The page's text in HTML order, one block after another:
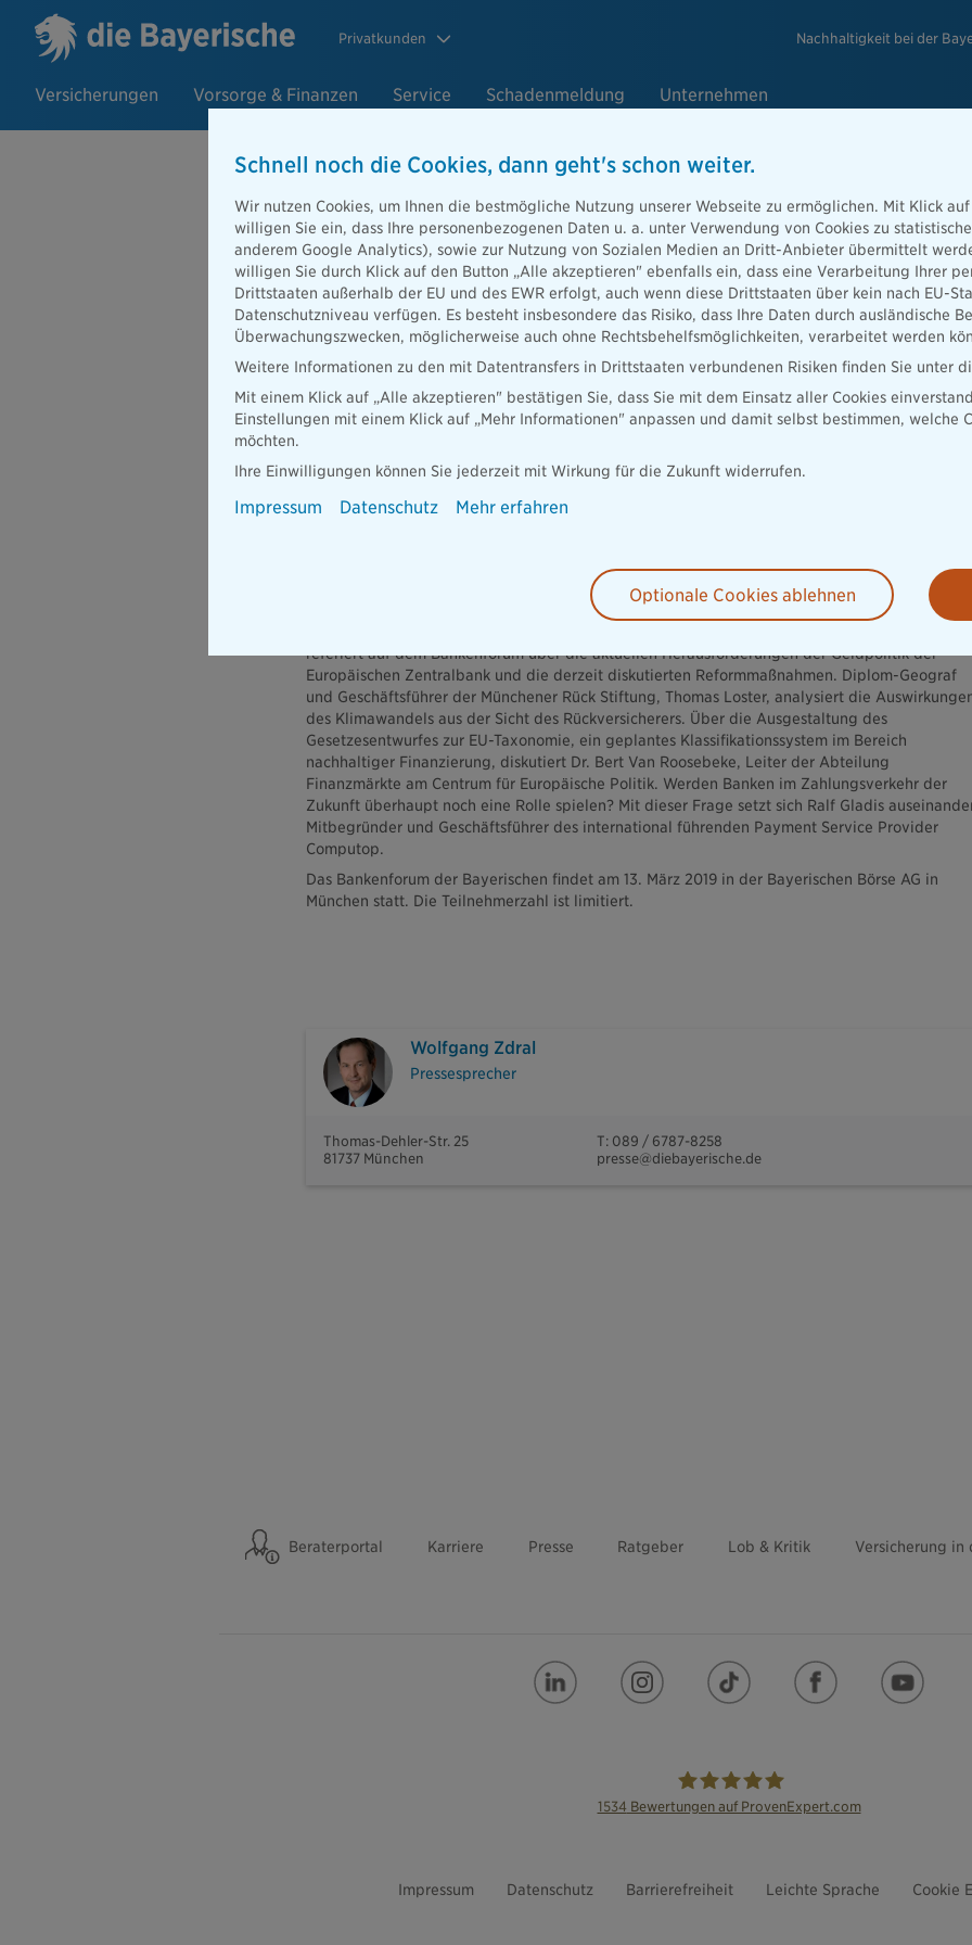
Privatkunden Nachhaltigkeit bei der
Versicherungen Vorsorge & Finanzen Service Schadenmeldung Unternehmen
26.02.2019
Versicherungsgruppe die Bayerische startet
Veranstaltungsreihe für Finanzbranche
Die Versicherungsgruppe die Bayerische veranstaltet erstmals das „Bankenforum der
Bayerischen“ und ruft damit eine neue Veranstaltungsreihe ins Leben. Experten diskutieren
„Digitalisierung, Klimawandel, Geldpolitik, EU – die Finanzbranche ist konfrontiert mit den
mit den Banken über diese Entwicklungen austauschen, können wir für unsere Kunden am Ende
kommen“, ergänzt Maximilian Buddecke, Leiter Partner- und Kooperationsvertrieb der
referiert auf dem Bankenforum über die aktuellen Herausforderungen der Geldpolitik der
Europäischen Zentralbank und die derzeit diskutierten Reformmaßnahmen. Diplom-Geograf
und Geschäftsführer der Münchener Rück Stiftung, Thomas Loster, analysiert die
des Klimawandels aus der Sicht des Rückversicherers. Über die Ausgestaltung des
Gesetzesentwurfes zur EU-Taxonomie, ein geplantes Klassifikationssystem im Bereich
nachhaltiger Finanzierung, diskutiert Dr. Bert Van Roosebeke, Leiter der Abteilung
Finanzmärkte am Centrum für Europäische Politik. Werden Banken im Zahlungsverkehr der
Zukunft überhaupt noch eine Rolle spielen? Mit dieser Frage setzt sich Ralf Gladis
Mitbegründer und Geschäftsführer des international führenden Payment Service Provider
Computop.
Das Bankenforum der Bayerischen findet am 13. März 2019 in der Bayerischen Börse AG in
München statt. Die Teilnehmerzahl ist limitiert.
Wolfgang Zdral
Pressesprecher
Thomas-Dehler-Str. 25
81737 München
T: 089 / 6787-8258
presse@diebayerische.de
Beraterportal Karriere Presse Ratgeber Lob & Kritik Versicherung in
1534 Bewertungen auf ProvenExpert.com
Impressum Datenschutz Barrierefreiheit Leichte Sprache Cookie
Schnell noch die Cookies, dann geht's schon weiter.
Wir nutzen Cookies, um Ihnen die bestmögliche Nutzung unserer Webseite zu ermöglichen. Mit Klick
willigen Sie ein, dass Ihre personenbezogenen Daten u. a. unter Verwendung von Cookies zu
anderem Google Analytics), sowie zur Nutzung von Sozialen Medien an Dritt-Anbieter übermittelt
willigen Sie durch Klick auf den Button „Alle akzeptieren" ebenfalls ein, dass eine Verarbeitung Ihrer
Drittstaaten außerhalb der EU und des EWR erfolgt, auch wenn diese Drittstaaten über kein nach EU-
Datenschutzniveau verfügen. Es besteht insbesondere das Risiko, dass Ihre Daten durch ausländische
Überwachungszwecken, möglicherweise auch ohne Rechtsbehelfsmöglichkeiten, verarbeitet werden
Weitere Informationen zu den mit Datentransfers in Drittstaaten verbundenen Risiken finden Sie unter
Mit einem Klick auf „Alle akzeptieren" bestätigen Sie, dass Sie mit dem Einsatz aller Cookies
Einstellungen mit einem Klick auf „Mehr Informationen" anpassen und damit selbst bestimmen, welche
möchten.
Ihre Einwilligungen können Sie jederzeit mit Wirkung für die Zukunft widerrufen.
Impressum Datenschutz Mehr erfahren
Optionale Cookies ablehnen